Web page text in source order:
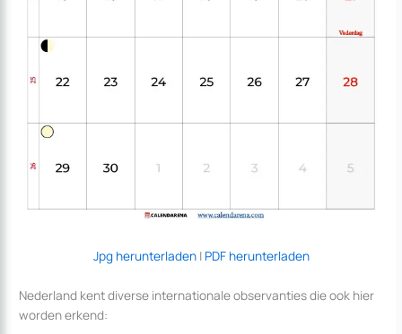
Jpg herunterladen| PDF herunterladen
Nederland kent diverse internationale observanties die ook hier
worden erkend: